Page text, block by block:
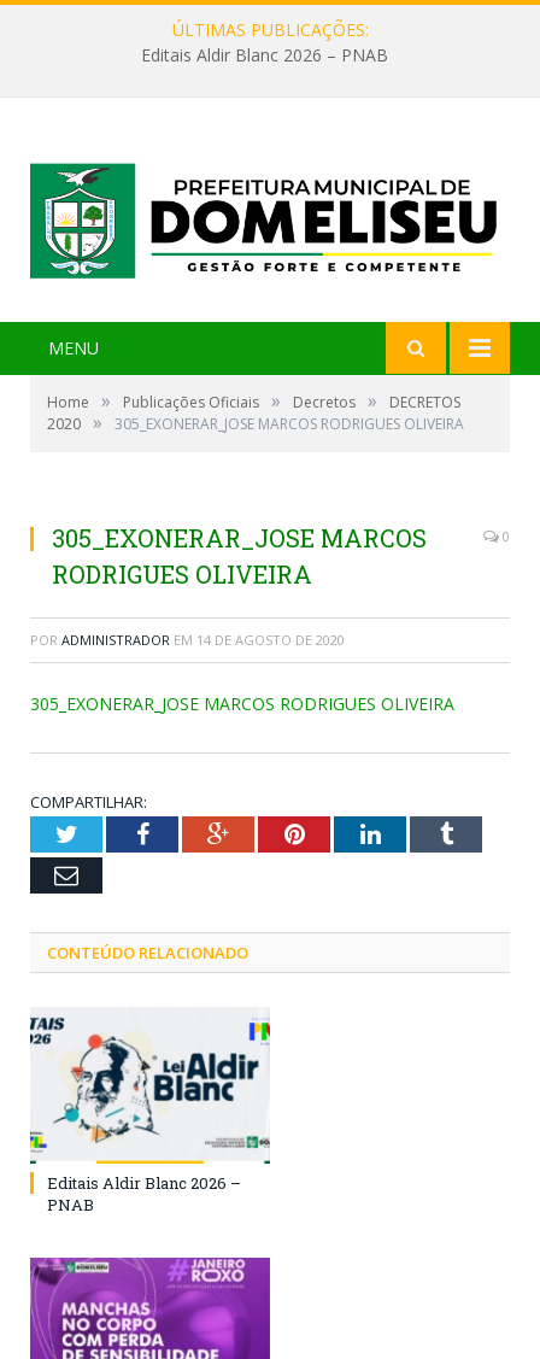
ÚLTIMAS PUBLICAÇÕES:
Editais Aldir Blanc 2026 – PNAB
MENU
Home » Publicações Oficiais » Decretos »
DECRETOS
2020 » 305_EXONERAR_JOSE MARCOS RODRIGUES OLIVEIRA
305_EXONERAR_JOSE MARCOS
RODRIGUES OLIVEIRA
0
POR ADMINISTRADOR EM 14 DE AGOSTO DE 2020
305_EXONERAR_JOSE MARCOS RODRIGUES OLIVEIRA
COMPARTILHAR:
TwitterFacebookGoogle+PinterestLinkedInTumblr
Email
CONTEÚDO RELACIONADO
Editais Aldir Blanc 2026 –
PNAB